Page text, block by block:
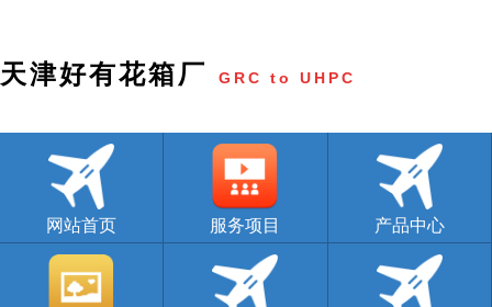
天津好有花箱厂 GRC to UHPC
网站首页 服务项目 产品中心